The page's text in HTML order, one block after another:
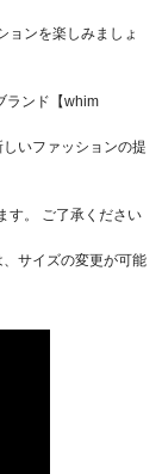
ョンを楽しみましょ
ランド【whim
いファッションの提
す。 ご了承ください
サイズの変更が可能